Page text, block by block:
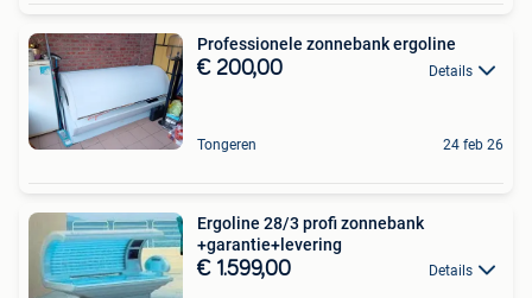
Professionele zonnebank ergoline
€ 200,00 Details
Tongeren 24 feb 26
Ergoline 28/3 profi zonnebank
+garantie+levering
€ 1.599,00 Details